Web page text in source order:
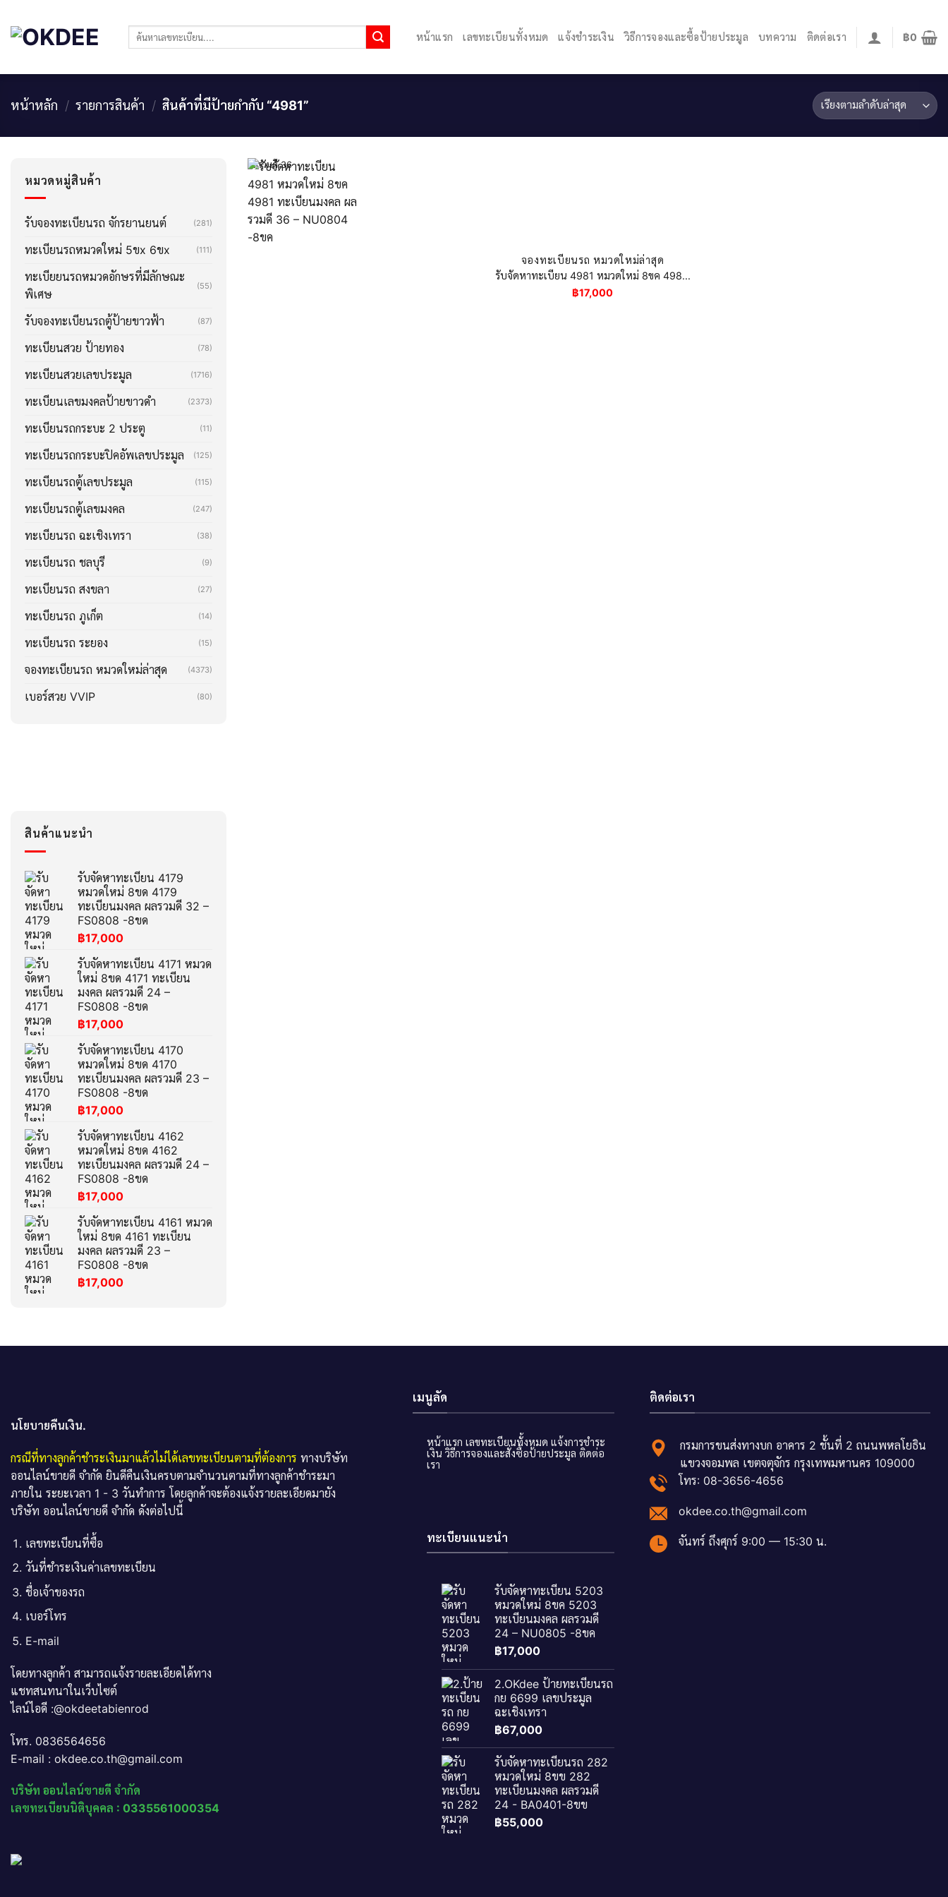
content
ค้นหา: หน้าแรก เลขทะเบียนทั้งหมด แจ้งชำระเงิน วิธีการจองและซื้อป้ายประมูล บทความ ติดต่อเรา ฿0
หน้าหลัก / รายการสินค้า / สินค้าที่มีป้ายกำกับ “4981”
หมวดหมู่สินค้า
รับจองทะเบียนรถ จักรยานยนต์ (281)
ทะเบียนรถหมวดใหม่ 5ขx 6ขx (111)
ทะเบียยนรถหมวดอักษรที่มีลักษณะ
พิเศษ
(55)
รับจองทะเบียนรถตู้ป้ายขาวฟ้า (87)
ทะเบียนสวย ป้ายทอง (78)
ทะเบียนสวยเลขประมูล (1716)
ทะเบียนเลขมงคลป้ายขาวดำ (2373)
ทะเบียนรถกระบะ 2 ประตู (11)
ทะเบียนรถกระบะปิคอัพเลขประมูล (125)
ทะเบียนรถตู้เลขประมูล (115)
ทะเบียนรถตู้เลขมงคล (247)
ทะเบียนรถ ฉะเชิงเทรา (38)
ทะเบียนรถ ชลบุรี (9)
ทะเบียนรถ สงขลา (27)
ทะเบียนรถ ภูเก็ต (14)
ทะเบียนรถ ระยอง (15)
จองทะเบียนรถ หมวดใหม่ล่าสุด (4373)
เบอร์สวย VVIP (80)
สินค้าแนะนำ
รับจัดหาทะเบียน 4179
หมวดใหม่ 8ขด 4179
ทะเบียนมงคล ผลรวมดี 32 –
FS0808 -8ขด
฿17,000
รับจัดหาทะเบียน 4171 หมวด
ใหม่ 8ขด 4171 ทะเบียน
มงคล ผลรวมดี 24 –
FS0808 -8ขด
฿17,000
รับจัดหาทะเบียน 4170
หมวดใหม่ 8ขด 4170
ทะเบียนมงคล ผลรวมดี 23 –
FS0808 -8ขด
฿17,000
รับจัดหาทะเบียน 4162
หมวดใหม่ 8ขด 4162
ทะเบียนมงคล ผลรวมดี 24 –
FS0808 -8ขด
฿17,000
รับจัดหาทะเบียน 4161 หมวด
ใหม่ 8ขด 4161 ทะเบียน
มงคล ผลรวมดี 23 –
FS0808 -8ขด
฿17,000
ผลรวมดี 36
จองทะเบียนรถ หมวดใหม่ล่าสุด
รับจัดหาทะเบียน 4981 หมวดใหม่ 8ขค 498...
฿17,000
นโยบายคืนเงิน.
กรณีที่ทางลูกค้าชำระเงินมาแล้วไม่ได้เลขทะเบียนตามที่ต้องการ ทางบริษัท
ออนไลน์ขายดี จำกัด ยินดีคืนเงินครบตามจำนวนตามที่ทางลูกค้าชำระมา
ภายใน ระยะเวลา 1 - 3 วันทำการ โดยลูกค้าจะต้องแจ้งรายละเอียดมายัง
บริษัท ออนไลน์ขายดี จำกัด ดังต่อไปนี้
เลขทะเบียนที่ซื้อ
วันที่ชำระเงินค่าเลขทะเบียน
ชื่อเจ้าของรถ
เบอร์โทร
E-mail
โดยทางลูกค้า สามารถแจ้งรายละเอียดได้ทาง
แชทสนทนาในเว็บไซต์
ไลน์ไอดี :@okdeetabienrod
โทร. 0836564656
E-mail : okdee.co.th@gmail.com
บริษัท ออนไลน์ขายดี จำกัด
เลขทะเบียนนิติบุคคล : 0335561000354
เมนูลัด
หน้าแรก เลขทะเบียนทั้งหมด แจ้งการชำระ
เงิน วิธีการจองและสั่งซื้อป้ายประมูล ติดต่อ
เรา
ทะเบียนแนะนำ
รับจัดหาทะเบียน 5203
หมวดใหม่ 8ขค 5203
ทะเบียนมงคล ผลรวมดี
24 – NU0805 -8ขค
฿17,000
2.OKdee ป้ายทะเบียนรถ
กย 6699 เลขประมูล
ฉะเชิงเทรา
฿67,000
รับจัดหาทะเบียนรถ 282
หมวดใหม่ 8ขข 282
ทะเบียนมงคล ผลรวมดี
24 - BA0401-8ขข
฿55,000
ติดต่อเรา
กรมการขนส่งทางบก อาคาร 2 ชั้นที่ 2 ถนนพหลโยธิน
แขวงจอมพล เขตจตุจักร กรุงเทพมหานคร 109000
โทร: 08-3656-4656
okdee.co.th@gmail.com
จันทร์ ถึงศุกร์ 9:00 — 15:30 น.